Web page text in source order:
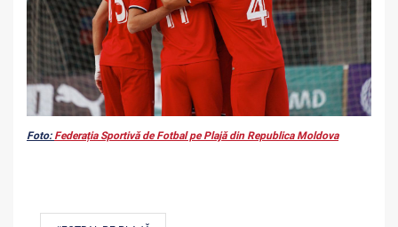
Foto: Federația Sportivă de Fotbal pe Plajă din Republica Moldova